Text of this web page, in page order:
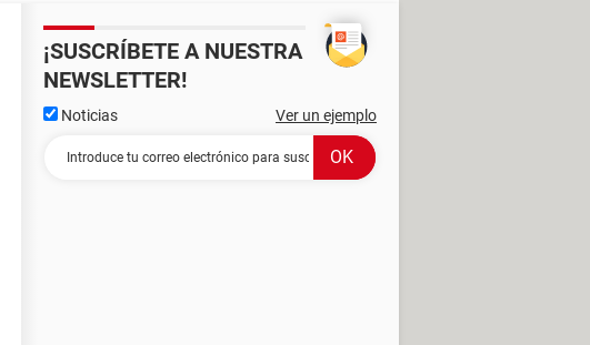
¡SUSCRÍBETE A NUESTRA
NEWSLETTER!
Noticias Ver un ejemplo